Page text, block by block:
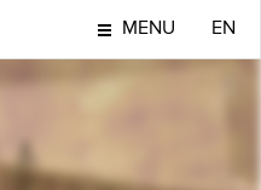
MENU EN
OBJEVY